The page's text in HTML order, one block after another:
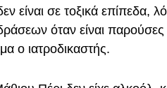
είναι σε τοξικά
όταν είναι
ο ιατροδικαστής.